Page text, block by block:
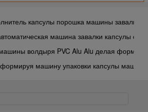
капсулы порошка машины завалки
машина завалки капсулы с
волдыря PVC Alu Alu делая
машину упаковки капсулы
волдыря таблетки Alu Alu и Cartoning